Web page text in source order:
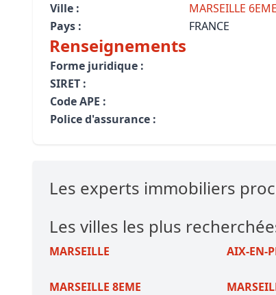
Ville :
MARSEILLE
Pays :
FRANCE
Renseignements
Forme juridique :
SIRET :
Code APE :
Police d'assurance :
Les experts immobiliers
Les villes les plus
MARSEILLE AIX-EN-
MARSEILLE 8EME